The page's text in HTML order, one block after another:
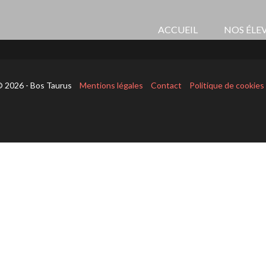
ACCUEIL NOS
2026 - Bos Taurus Mentions légales Contact Politique de cookies